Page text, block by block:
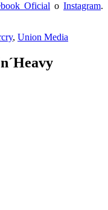
Oficial o Instagram.
, Union Media